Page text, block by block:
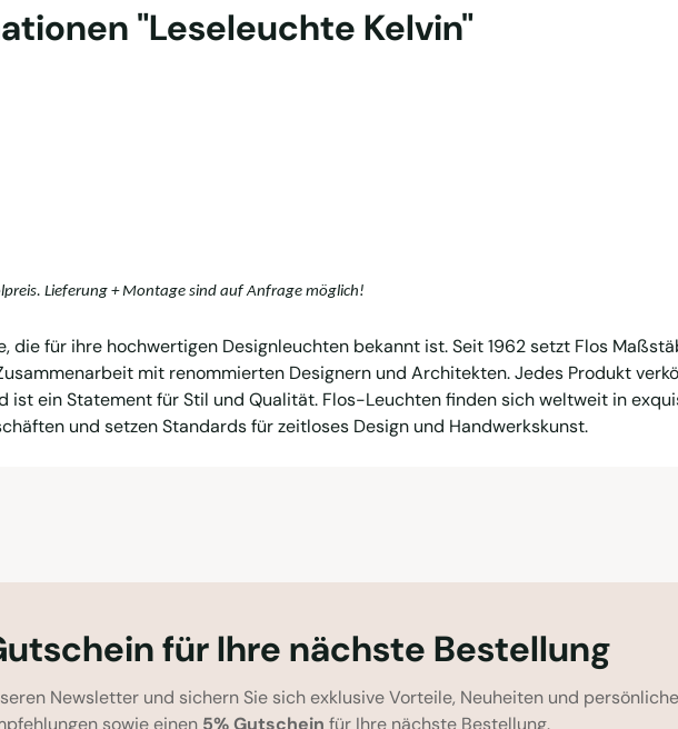
"Leseleuchte Kelvin"
Lieferung + Montage sind auf Anfrage möglich!
die für ihre hochwertigen Designleuchten bekannt ist. Seit 1962 setzt Flos
mit renommierten Designern und Architekten. Jedes Produkt
ist ein Statement für Stil und Qualität. Flos-Leuchten finden sich weltweit in
und setzen Standards für zeitloses Design und Handwerkskunst.
für Ihre nächste Bestellung
Newsletter und sichern Sie sich exklusive Vorteile, Neuheiten und
sowie einen 5% Gutschein für Ihre nächste Bestellung.